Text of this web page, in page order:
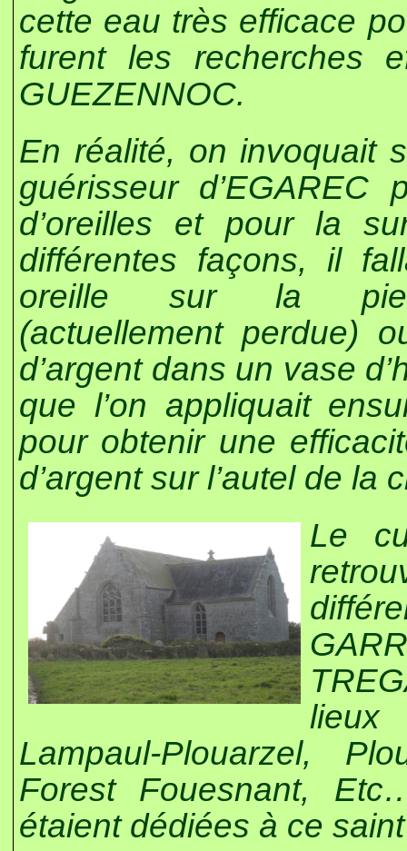
cette eau très efficace
furent les recherches
GUEZENNOC.
En réalité, on invoquait
guérisseur d’EGAREC
d’oreilles et pour la
différentes façons, il
oreille sur la
(actuellement perdue)
d’argent dans un vase
que l’on appliquait
pour obtenir une
d’argent sur l’autel de la
Le
lieux
Lampaul-Plouarzel,
Forest Fouesnant,
étaient dédiées à ce